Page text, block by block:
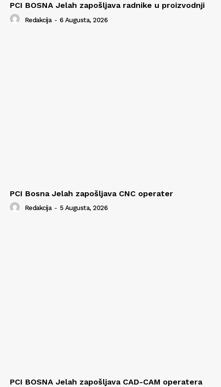
PCI BOSNA Jelah zapošljava radnike u proizvodnji
Redakcija - 6 Augusta, 2026
PCI Bosna Jelah zapošljava CNC operater
Redakcija - 5 Augusta, 2026
PCI BOSNA Jelah zapošljava CAD-CAM operatera